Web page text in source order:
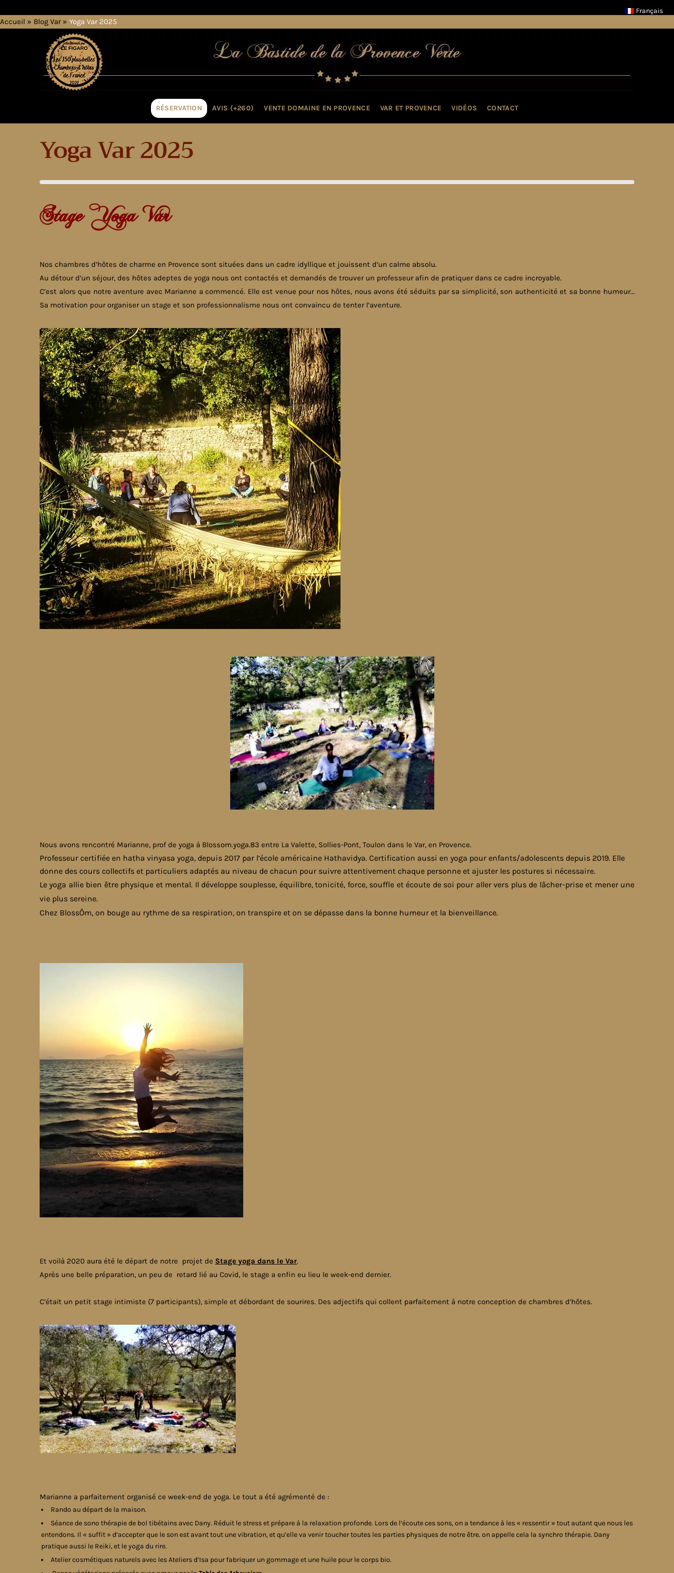
Français
Accueil » Blog Var» Yoga Var 2025
RÉSERVATION AVIS (+260) VENTE DOMAINE EN PROVENCE VAR ET PROVENCE VIDÉOS CONTACT
Yoga Var 2025
Stage Yoga Var
Nos chambres d’hôtes de charme en Provence sont situées dans un cadre idyllique et jouissent d’un calme absolu.
Au détour d’un séjour, des hôtes adeptes de yoga nous ont contactés et demandés de trouver un professeur afin de pratiquer dans ce cadre incroyable.
C’est alors que notre aventure avec Marianne a commencé. Elle est venue pour nos hôtes, nous avons été séduits par sa simplicité, son authenticité et sa bonne humeur…
Sa motivation pour organiser un stage et son professionnalisme nous ont convaincu de tenter l’aventure.
Nous avons rencontré Marianne, prof de yoga à Blossom.yoga.83 entre La Valette, Sollies-Pont, Toulon dans le Var, en Provence.
Professeur certifiée en hatha vinyasa yoga, depuis 2017 par l’école américaine Hathavidya. Certification aussi en yoga pour enfants/adolescents depuis 2019. Elle
donne des cours collectifs et particuliers adaptés au niveau de chacun pour suivre attentivement chaque personne et ajuster les postures si nécessaire.
Le yoga allie bien être physique et mental. Il développe souplesse, équilibre, tonicité, force, souffle et écoute de soi pour aller vers plus de lâcher-prise et mener une
vie plus sereine.
Chez BlossÔm, on bouge au rythme de sa respiration, on transpire et on se dépasse dans la bonne humeur et la bienveillance.
Et voilà 2020 aura été le départ de notre projet de Stage yoga dans le Var.
Après une belle préparation, un peu de retard lié au Covid, le stage a enfin eu lieu le week-end dernier.
C’était un petit stage intimiste (7 participants), simple et débordant de sourires. Des adjectifs qui collent parfaitement à notre conception de chambres d’hôtes.
Marianne a parfaitement organisé ce week-end de yoga. Le tout a été agrémenté de :
Rando au départ de la maison.
Séance de sono thérapie de bol tibétains avec Dany. Réduit le stress et prépare à la relaxation profonde. Lors de l’écoute ces sons, on a tendance à les « ressentir » tout autant que nous les
entendons. Il « suffit » d’accepter que le son est avant tout une vibration, et qu’elle va venir toucher toutes les parties physiques de notre être. on appelle cela la synchro thérapie. Dany
pratique aussi le Reiki, et le yoga du rire.
Atelier cosmétiques naturels avec les Ateliers d’Isa pour fabriquer un gommage et une huile pour le corps bio.